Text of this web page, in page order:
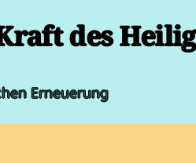
des
Erneuerung